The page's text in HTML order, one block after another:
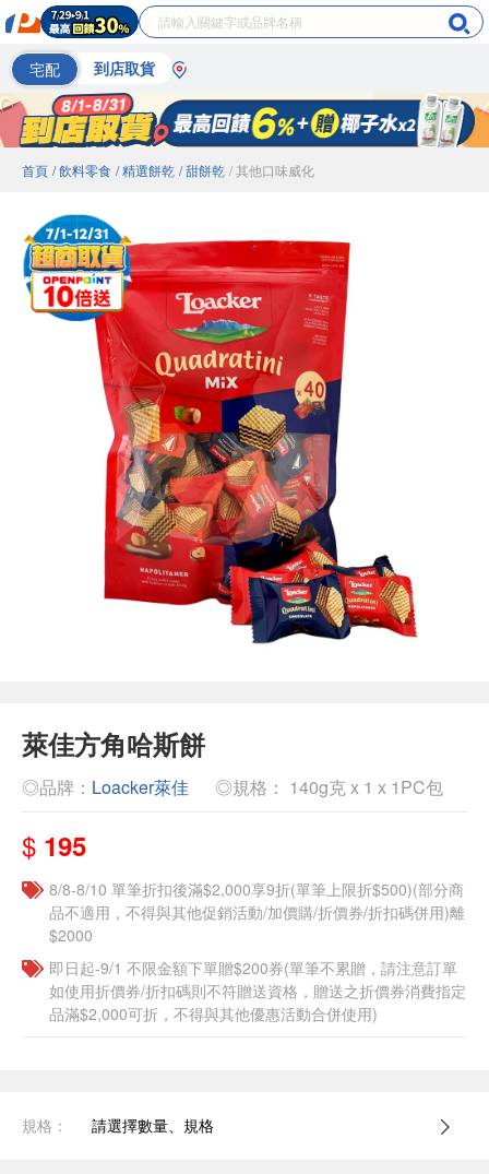
宅配 到店取貨
首頁 / 飲料零食 / 精選餅乾 / 甜餅乾 / 其他口味威化
萊佳方角哈斯餅
◎品牌： Loacker萊佳 ◎規格： 140g克 x 1 x 1PC包
$ 195
8/8-8/10 單筆折扣後滿$2,000享9折(單筆上限折$500)(部分商
品不適用，不得與其他促銷活動/加價購/折價券/折扣碼併用)離
$2000
即日起-9/1 不限金額下單贈$200券(單筆不累贈，請注意訂單
如使用折價券/折扣碼則不符贈送資格，贈送之折價券消費指定
品滿$2,000可折，不得與其他優惠活動合併使用)
規格： 請選擇數量、規格